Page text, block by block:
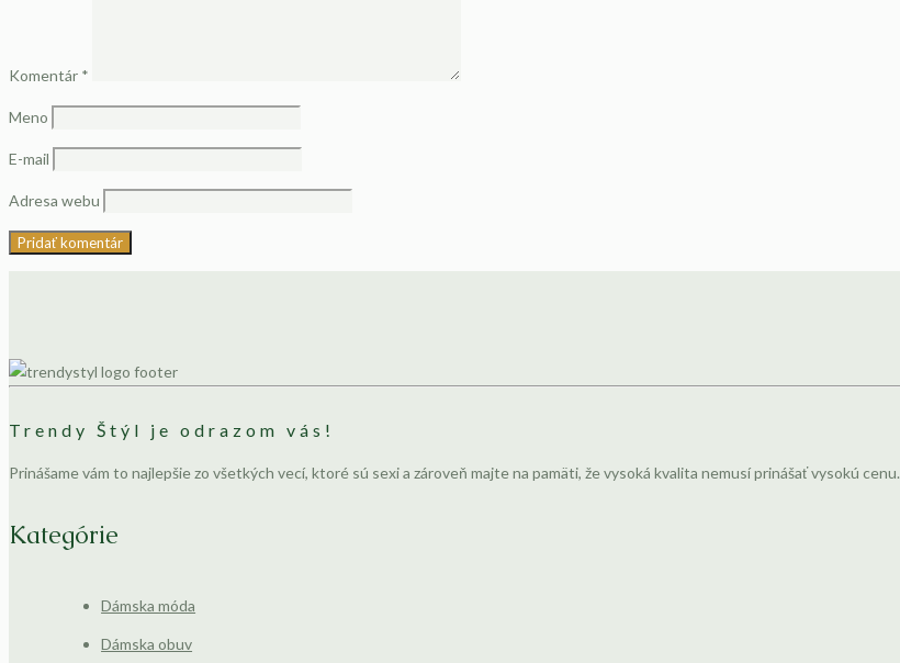
Komentár *
Meno
E-mail
Adresa webu
Trendy Štýl je odrazom vás!
Prinášame vám to najlepšie zo všetkých vecí, ktoré sú sexi a zároveň majte na pamäti, že vysoká kvalita nemusí prinášať vysokú cenu.
Kategórie
Dámska móda
Dámska obuv